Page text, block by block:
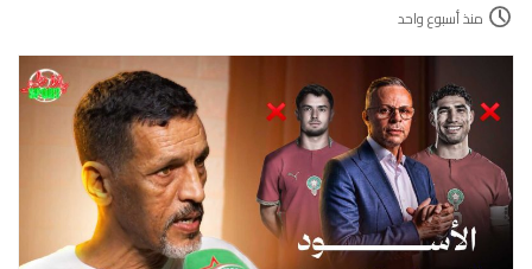
منذ أسبوع واحد